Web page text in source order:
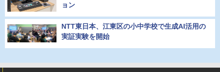
ョン
NTT東日本、江東区の小中学校で生成AI活用の
実証実験を開始